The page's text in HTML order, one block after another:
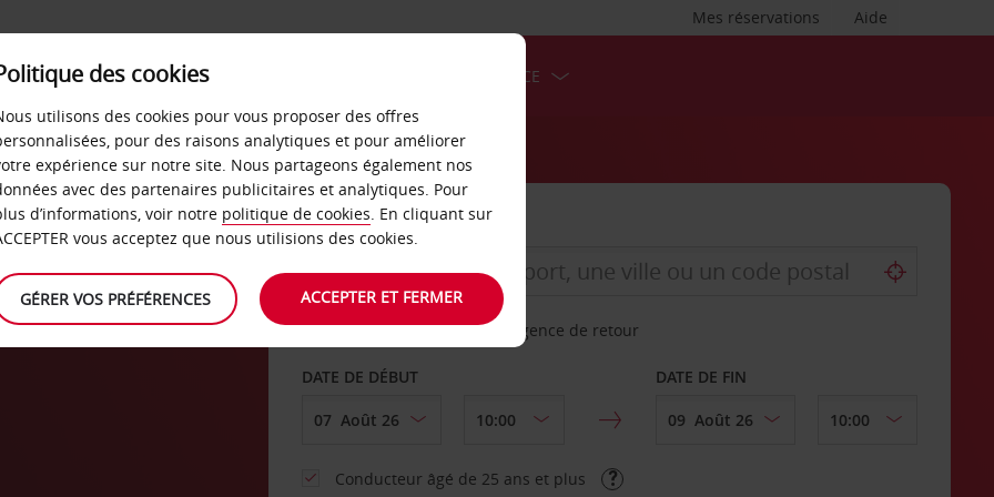
Aide
Mes réservations
SERVICES &
LOCATION
LIBRE-SERVICE
AGENCE DE DÉPART
Sélectionnez une autre agence de retour
DATE DE DÉBUT DATE DE FIN
Conducteur âgé de 25 ans et plus
des cookies
utilisons des cookies pour vous proposer des offres
pour des raisons analytiques et pour améliorer
expérience sur notre site. Nous partageons également nos
avec des partenaires publicitaires et analytiques. Pour
d’informations, voir notre politique de cookies. En cliquant sur
vous acceptez que nous utilisions des cookies.
GÉRER VOS PRÉFÉRENCES ACCEPTER ET FERMER